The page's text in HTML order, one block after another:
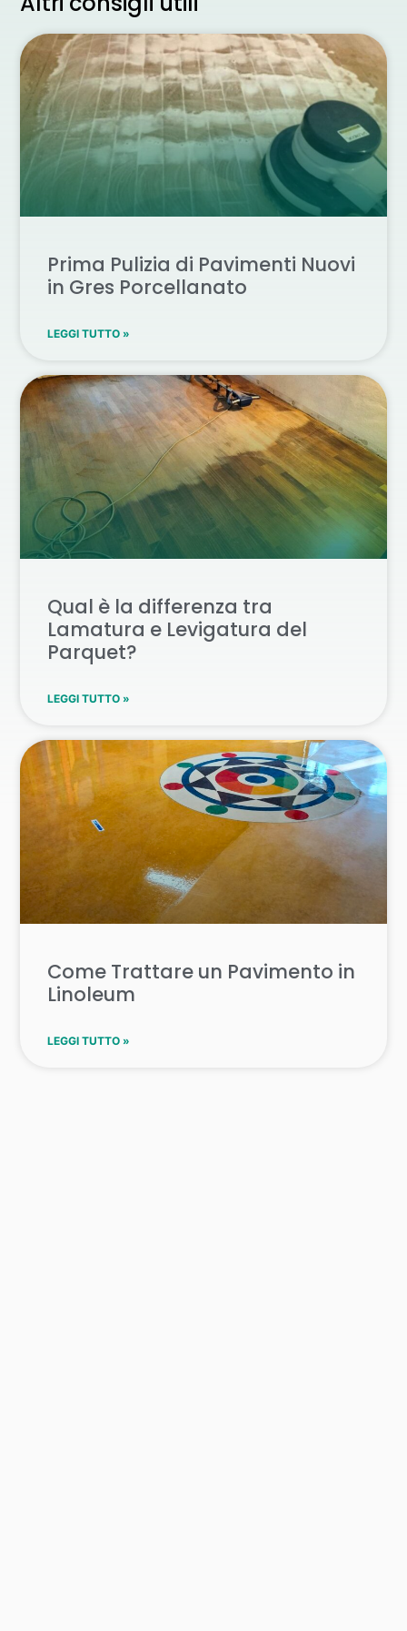
Prima Pulizia di Pavimenti Nuovi
in Gres Porcellanato
LEGGI TUTTO »
Qual è la differenza tra
Lamatura e Levigatura del
Parquet?
LEGGI TUTTO »
Come Trattare un Pavimento in
Linoleum
LEGGI TUTTO »